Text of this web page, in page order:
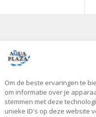
Om de beste ervaringen te
om informatie over je
stemmen met deze
unieke ID's op deze website
of